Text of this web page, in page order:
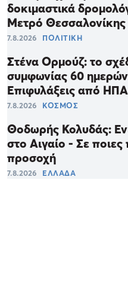
δοκιμαστικά
Μετρό Θεσσαλονίκης
7.8.2026 ΠΟΛΙΤΙΚΗ
Στένα Ορμούζ: το
συμφωνίας 60
Επιφυλάξεις από ΗΠΑ
7.8.2026 ΚΟΣΜΟΣ
Θοδωρής Κολυδάς:
στο Αιγαίο - Σε ποιες
προσοχή
7.8.2026 ΕΛΛΑΔΑ